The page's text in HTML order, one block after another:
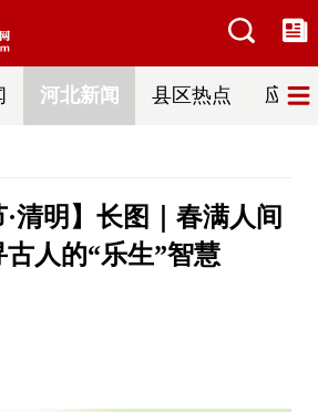
河北新闻 县区热点 应急
·清明】长图｜春满人间
人的“乐生”智慧